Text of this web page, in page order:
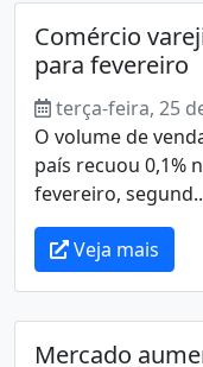
Comércio
para fevereiro
terça-feira, 25
O volume de
país recuou 0,1%
fevereiro,
Veja mais
Mercado